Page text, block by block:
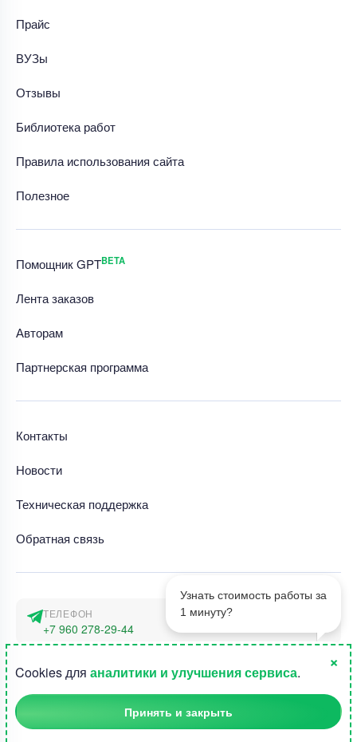
1
Узнать стоимость работы за
1 минуту?
Прайс
ВУЗы
Отзывы
Библиотека работ
Правила использования сайта
Полезное
Помощник GPTBETA
Лента заказов
Авторам
Партнерская программа
Контакты
Новости
Техническая поддержка
Обратная связь
ТЕЛЕФОН
+7 960 278-29-44
г. Москва, наб. Тараса Шевченко 23а
©2015-2026, Студландия -
Cookies для аналитики и улучшения сервиса.
×
Принять и закрыть